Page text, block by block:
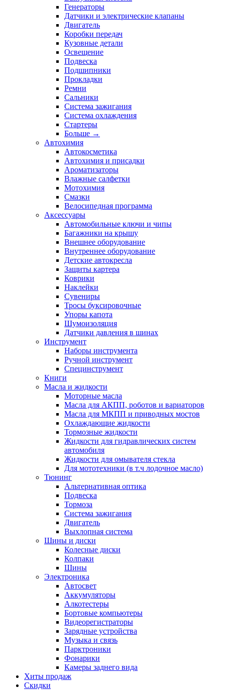
Генераторы
Датчики и электрические клапаны
Двигатель
Коробки передач
Кузовные детали
Освещение
Подвеска
Подшипники
Прокладки
Ремни
Сальники
Система зажигания
Система охлаждения
Стартеры
Больше →
Автохимия
Автокосметика
Автохимия и присадки
Ароматизаторы
Влажные салфетки
Мотохимия
Смазки
Велосипедная программа
Аксессуары
Автомобильные ключи и чипы
Багажники на крышу
Внешнее оборудование
Внутреннее оборудование
Детские автокресла
Защиты картера
Коврики
Наклейки
Сувениры
Тросы буксировочные
Упоры капота
Шумоизоляция
Датчики давления в шинах
Инструмент
Наборы инструмента
Ручной инструмент
Специнструмент
Книги
Масла и жидкости
Моторные масла
Масла для АКПП, роботов и вариаторов
Масла для МКПП и приводных мостов
Охлаждающие жидкости
Тормозные жидкости
Жидкости для гидравлических систем
автомобиля
Жидкости для омывателя стекла
Для мототехники (в т.ч лодочное масло)
Тюнинг
Альтернативная оптика
Подвеска
Тормоза
Система зажигания
Двигатель
Выхлопная система
Шины и диски
Колесные диски
Колпаки
Шины
Электроника
Автосвет
Аккумуляторы
Алкотестеры
Бортовые компьютеры
Видеорегистраторы
Зарядные устройства
Музыка и связь
Парктроники
Фонарики
Камеры заднего вида
Хиты продаж
Скидки